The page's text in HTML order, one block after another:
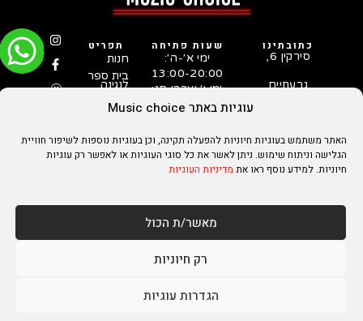
עוגיות באתר Music choice
האתר משתמש בעוגיות חיוניות להפעלה תקינה, וכן בעוגיות נוספות לשיפור חוויית
הגלישה וניתוח שימוש. ניתן לאשר את כל סוגי העוגיות או לאפשר רק עוגיות
חיוניות. למידע נוסף ראו את מדיניות העוגיות
מאשר/ת הכול
רק חיוניות
הגדרות עוגיות
כתובתינו
סירקין 6,
גבעתיים
שעות פתיחה
ימי א׳-ה׳:
13:00-20:00
ימי ו׳ וערבי חג:
10:00-15:00
תפריט
חנות
בית ספר
לנגינה
המדריך
לבחירת
סטאפ
לגיטרות
על ידי
מדיניות הפרטיות מדיניות עוגיות
תקנון אתר
יצירת קשר מקדם אתרים